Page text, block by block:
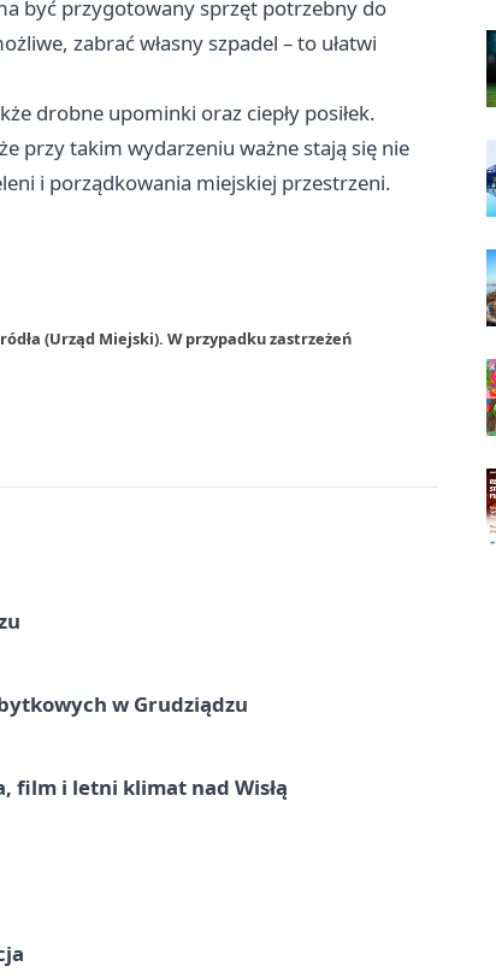
być przygotowany sprzęt potrzebny do
zabrać własny szpadel – to ułatwi
drobne upominki oraz ciepły posiłek.
przy takim wydarzeniu ważne stają się nie
i porządkowania miejskiej przestrzeni.
(Urząd Miejski). W przypadku zastrzeżeń
w Grudziądzu
film i letni klimat nad Wisłą